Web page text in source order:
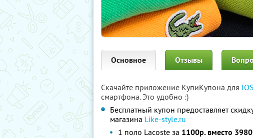
Основное Отзывы
Скачайте приложение КупиКупона для IOS
смартфона. Это удобно :)
Бесплатный купон предоставляет
магазина Like-style.ru
1 поло Lacoste за 1100р. вместо